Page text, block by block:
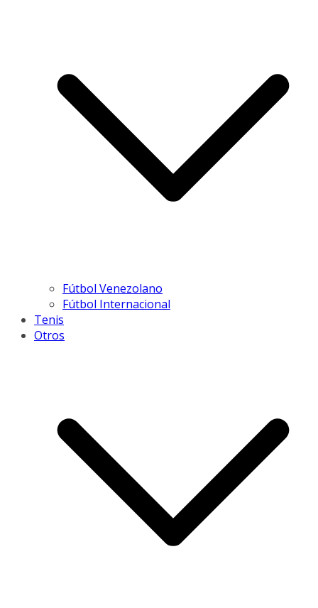
Fútbol Venezolano
Fútbol Internacional
Tenis
Otros